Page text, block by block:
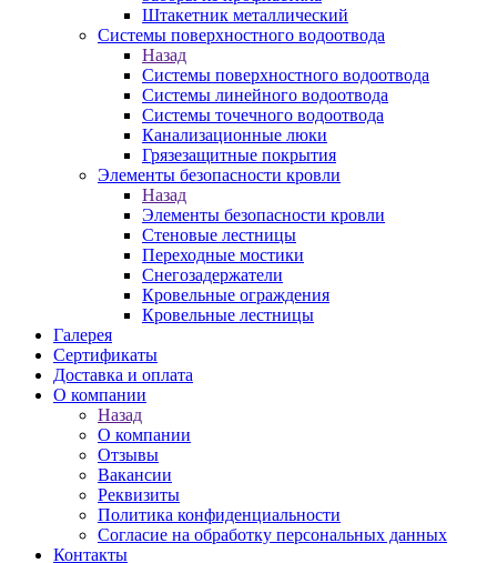
Штакетник металлический
Системы поверхностного водоотвода
Назад
Системы поверхностного водоотвода
Системы линейного водоотвода
Системы точечного водоотвода
Канализационные люки
Грязезащитные покрытия
Элементы безопасности кровли
Назад
Элементы безопасности кровли
Стеновые лестницы
Переходные мостики
Снегозадержатели
Кровельные ограждения
Кровельные лестницы
Галерея
Сертификаты
Доставка и оплата
О компании
Назад
О компании
Отзывы
Вакансии
Реквизиты
Политика конфиденциальности
Согласие на обработку персональных данных
Контакты